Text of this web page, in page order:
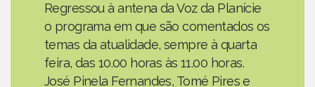
Regressou à antena da Voz da Planície
o programa em que são comentados os
temas da atualidade, sempre à quarta
feira, das 10.00 horas às 11.00 horas.
José Pinela Fernandes, Tomé Pires e